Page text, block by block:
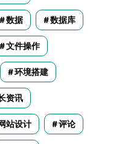
数据 数据库
文件操作
环境搭建
资讯
站设计 评论